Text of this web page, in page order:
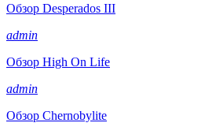
Обзор Desperados III
admin
Обзор High On Life
admin
Обзор Chernobylite